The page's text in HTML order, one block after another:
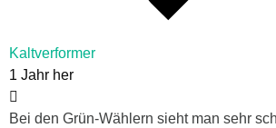
Kaltverformer
1 Jahr her
Bei den Grün-Wählern sieht man sehr